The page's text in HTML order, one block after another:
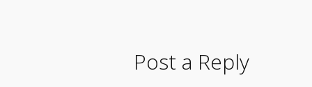
Post a Reply